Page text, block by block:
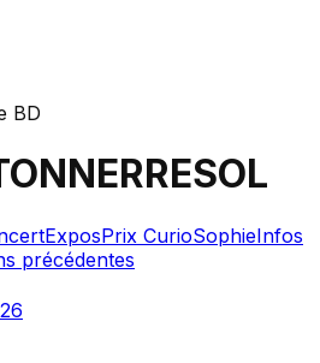
BD
ExposPrix CurioSophieInfos
précédentes